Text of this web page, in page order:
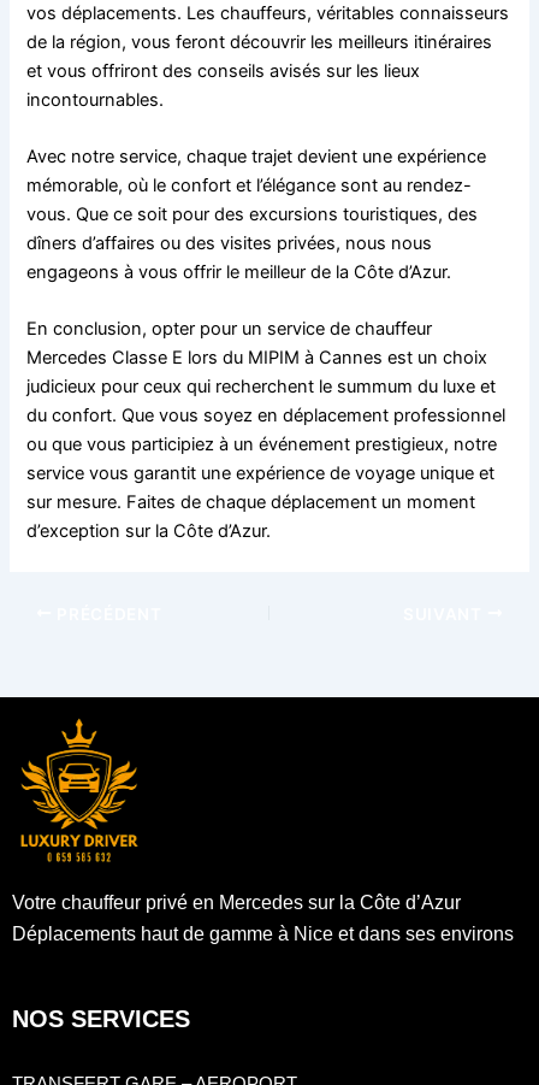
vos déplacements. Les chauffeurs, véritables connaisseurs
de la région, vous feront découvrir les meilleurs itinéraires
et vous offriront des conseils avisés sur les lieux
incontournables.
Avec notre service, chaque trajet devient une expérience
mémorable, où le confort et l’élégance sont au rendez-
vous. Que ce soit pour des excursions touristiques, des
dîners d’affaires ou des visites privées, nous nous
engageons à vous offrir le meilleur de la Côte d’Azur.
En conclusion, opter pour un service de chauffeur
Mercedes Classe E lors du MIPIM à Cannes est un choix
judicieux pour ceux qui recherchent le summum du luxe et
du confort. Que vous soyez en déplacement professionnel
ou que vous participiez à un événement prestigieux, notre
service vous garantit une expérience de voyage unique et
sur mesure. Faites de chaque déplacement un moment
d’exception sur la Côte d’Azur.
Votre chauffeur privé en Mercedes sur la Côte d’Azur
Déplacements haut de gamme à Nice et dans ses environs
NOS SERVICES